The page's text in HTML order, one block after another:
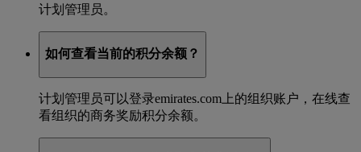
计划管理员。
如何查看当前的积分余额？
计划管理员可以登录emirates.com上的组织账户，在线查
看组织的商务奖励积分余额。